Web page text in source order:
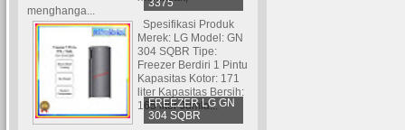
menghanga...
FREEZER LG GN
304 SQBR
Spesifikasi Produk
Merek: LG Model: GN
304 SQBR Tipe:
Freezer Berdiri 1 Pintu
Kapasitas Kotor: 171
liter Kapasitas Bersih:
165 liter Jumla...